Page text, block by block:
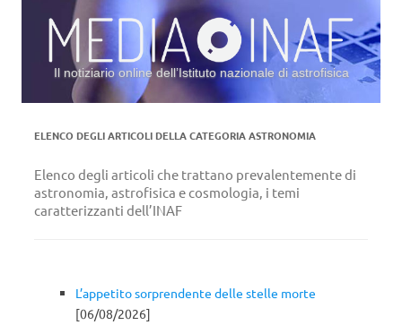
Il notiziario online dell’Istituto nazionale di astrofisica
ELENCO DEGLI ARTICOLI DELLA CATEGORIAASTRONOMIA
Elenco degli articoli che trattano prevalentemente di
astronomia, astrofisica e cosmologia, i temi
caratterizzanti dell’INAF
L’appetito sorprendente delle stelle morte
[06/08/2026]